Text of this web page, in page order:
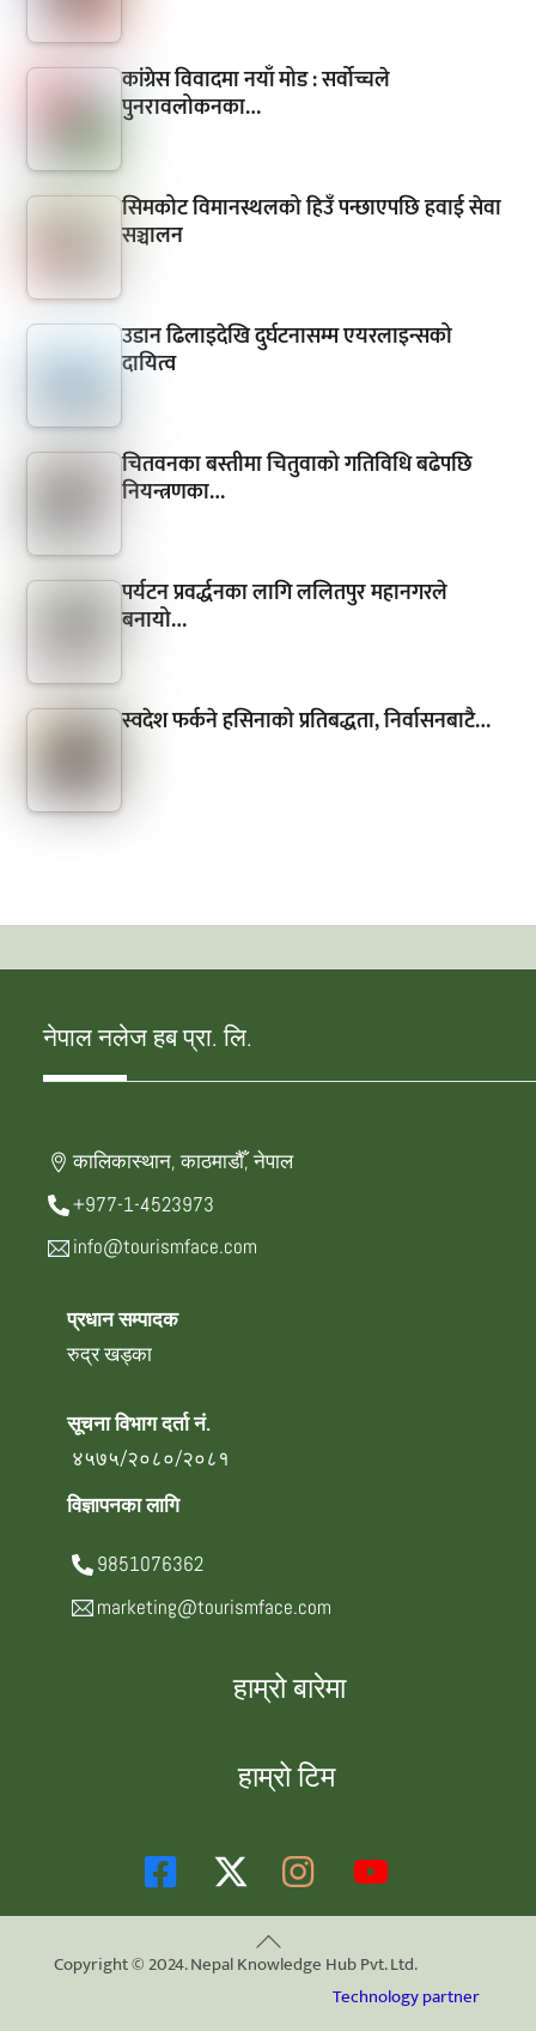
कांग्रेस विवादमा नयाँ मोड : सर्वोच्चले
पुनरावलोकनका…
सिमकोट विमानस्थलको हिउँ पन्छाएपछि हवाई सेवा
सञ्चालन
उडान ढिलाइदेखि दुर्घटनासम्म एयरलाइन्सको
दायित्व
चितवनका बस्तीमा चितुवाको गतिविधि बढेपछि
नियन्त्रणका…
पर्यटन प्रवर्द्धनका लागि ललितपुर महानगरले
बनायो…
स्वदेश फर्कने हसिनाको प्रतिबद्धता, निर्वासनबाटै…
नेपाल नलेज हब प्रा. लि.
कालिकास्थान, काठमाडौँ, नेपाल
+977-1-4523973
info@tourismface.com
प्रधान सम्पादक
रुद्र खड्का
सूचना विभाग दर्ता नं.
४५७५/२०८०/२०८१
विज्ञापनका लागि
9851076362
marketing@tourismface.com
हाम्रो बारेमा
हाम्रो टिम
Back
To
Copyright © 2024. Nepal Knowledge Hub Pvt. Ltd.
Technology partner